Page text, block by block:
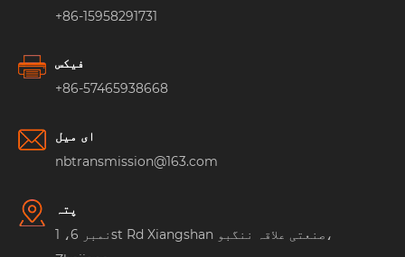
+86-15958291731
فیکس
+86-57465938668
ای میل
nbtransmission@163.com
پتہ
نمبر 6، 1st Rd Xiangshan صنعتی علاقہ ننگبو،